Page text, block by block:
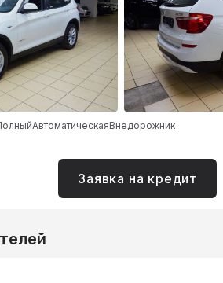
АвтоматическаяВнедорожник
Заявка на кредит